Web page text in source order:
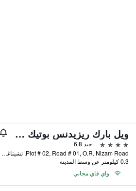
ويل بارك ريزيدنس بوتيك هوتل
4 نجوم
جيد 6.8
Plot # 02, Road # 01, O.R. Nizam Road, تشيتاغونغ, بنغلاديش
0.3 كيلومتر عن وسط المدينة
واي فاي مجاني